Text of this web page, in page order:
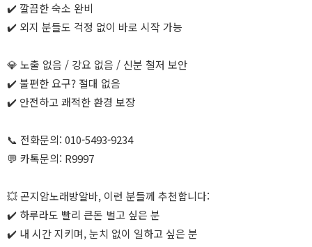
✔️ 깔끔한 숙소 완비
✔️ 외지 분들도 걱정 없이 바로 시작 가능
💎 노출 없음 / 강요 없음 / 신분 철저 보안
✔️ 불편한 요구? 절대 없음
✔️ 안전하고 쾌적한 환경 보장
📞 전화문의: 010-5493-9234
💬 카톡문의: R9997
💥 곤지암노래방알바, 이런 분들께 추천합니다:
✔️ 하루라도 빨리 큰돈 벌고 싶은 분
✔️ 내 시간 지키며, 눈치 없이 일하고 싶은 분